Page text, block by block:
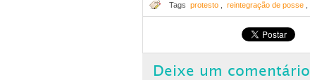
Tags protesto reintegração de posse
Deixe um comentário